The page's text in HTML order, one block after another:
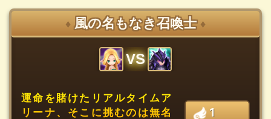
♦ 風の名もなき召喚士 ♦
VS
運命を賭けたリアルタイムア
リーナ、そこに挑むのは無名
1